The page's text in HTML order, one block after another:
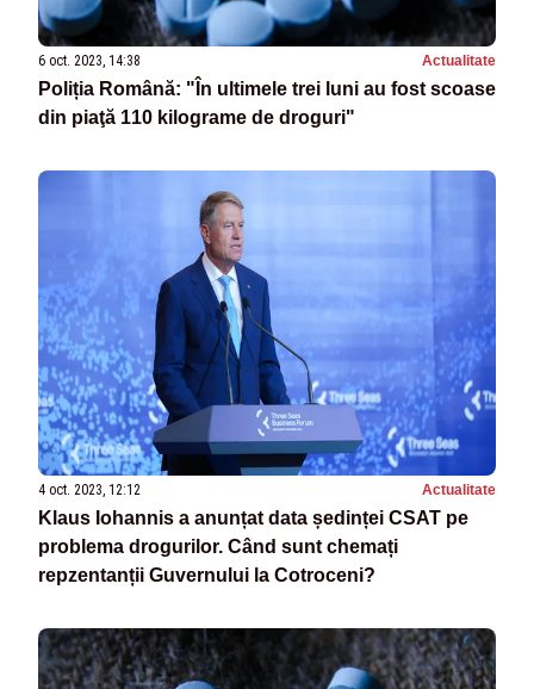
6 oct. 2023, 14:38 Actualitate
Poliția Română: "În ultimele trei luni au fost scoase
din piaţă 110 kilograme de droguri"
4 oct. 2023, 12:12 Actualitate
Klaus Iohannis a anunțat data ședinței CSAT pe
problema drogurilor. Când sunt chemați
repzentanții Guvernului la Cotroceni?